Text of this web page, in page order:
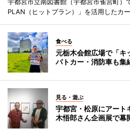
PLAN（ヒットプラン）」を活用したカ
食べる
元栃木会館広場で「
パトカー・消防車も集
見る・遊ぶ
宇都宮・松原にアー
木悟郎さん企画展で幕